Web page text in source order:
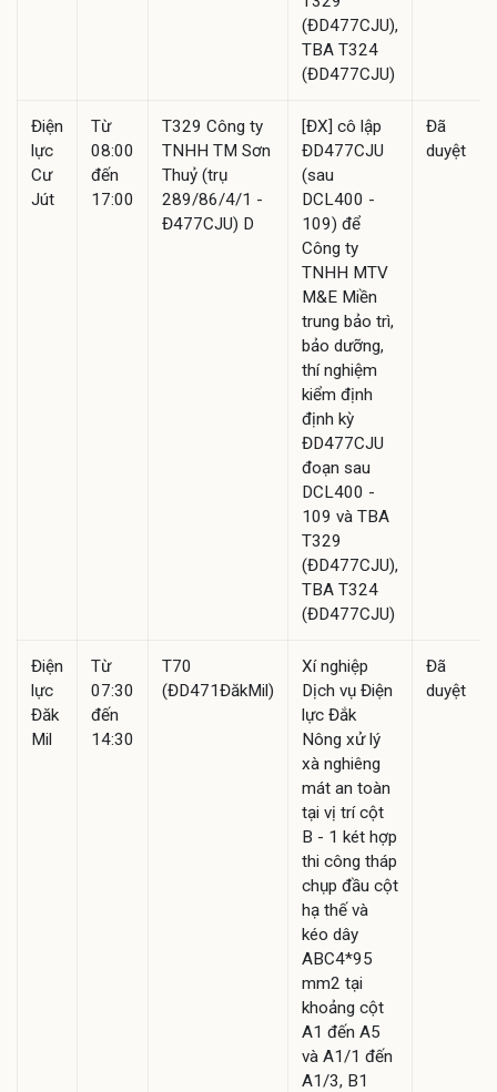
(ĐD477CJU),
TBA T324
(ĐD477CJU)
Điện
lực
Cư
Jút
Từ
08:00
đến
17:00
T329 Công ty
TNHH TM Sơn
Thuỷ (trụ
289/86/4/1 -
Đ477CJU) D
[ĐX] cô lập
ĐD477CJU
(sau
DCL400 -
109) để
Công ty
TNHH MTV
M&E Miền
trung bảo trì,
bảo dưỡng,
thí nghiệm
kiểm định
định kỳ
ĐD477CJU
đoạn sau
DCL400 -
109 và TBA
T329
(ĐD477CJU),
TBA T324
(ĐD477CJU)
Đã
duyệt
Điện
lực
Đăk
Mil
Từ
07:30
đến
14:30
T70
(ĐD471ĐăkMil)
Xí nghiệp
Dịch vụ Điện
lực Đắk
Nông xử lý
xà nghiêng
mát an toàn
tại vị trí cột
B - 1 két hợp
thi công tháp
chụp đầu cột
hạ thế và
kéo dây
ABC4*95
mm2 tại
khoảng cột
A1 đến A5
và A1/1 đến
A1/3, B1
Đã
duyệt